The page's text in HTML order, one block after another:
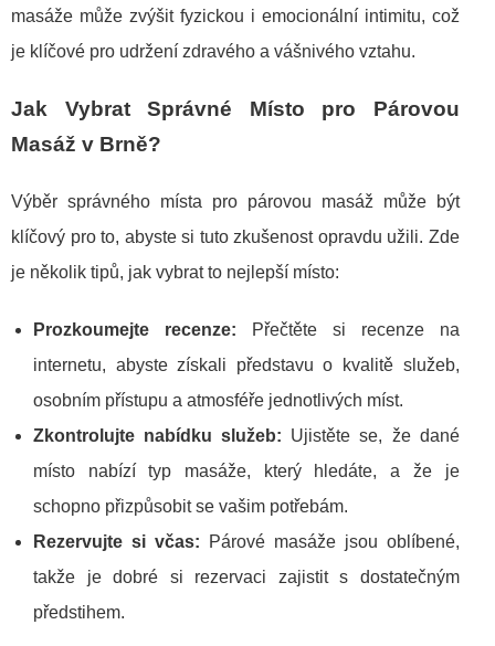
masáže může zvýšit fyzickou i emocionální intimitu, což
je klíčové pro udržení zdravého a vášnivého vztahu.
Jak Vybrat Správné Místo pro Párovou
Masáž v Brně?
Výběr správného místa pro párovou masáž může být
klíčový pro to, abyste si tuto zkušenost opravdu užili. Zde
je několik tipů, jak vybrat to nejlepší místo:
Prozkoumejte recenze: Přečtěte si recenze na
internetu, abyste získali představu o kvalitě služeb,
osobním přístupu a atmosféře jednotlivých míst.
Zkontrolujte nabídku služeb: Ujistěte se, že dané
místo nabízí typ masáže, který hledáte, a že je
schopno přizpůsobit se vašim potřebám.
Rezervujte si včas: Párové masáže jsou oblíbené,
takže je dobré si rezervaci zajistit s dostatečným
předstihem.